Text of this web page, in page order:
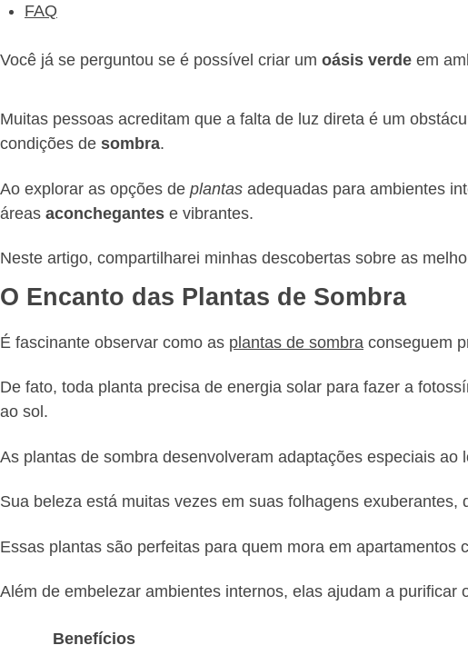
FAQ
Você já se perguntou se é possível criar um oásis verde em
Muitas pessoas acreditam que a falta de luz direta é um
condições de sombra.
Ao explorar as opções de plantas adequadas para ambientes
áreas aconchegantes e vibrantes.
Neste artigo, compartilharei minhas descobertas sobre as
O Encanto das Plantas de Sombra
É fascinante observar como as plantas de sombra conseguem
De fato, toda planta precisa de energia solar para fazer a
ao sol.
As plantas de sombra desenvolveram adaptações especiais
Sua beleza está muitas vezes em suas folhagens
Essas plantas são perfeitas para quem mora em
Além de embelezar ambientes internos, elas ajudam a
Benefícios